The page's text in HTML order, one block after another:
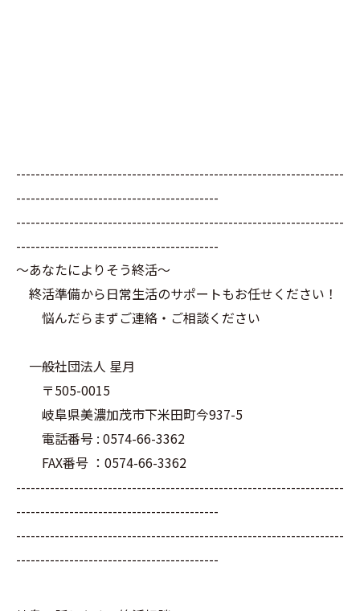
--------------------------------------------------------------------
------------------------------------------
--------------------------------------------------------------------
------------------------------------------
～あなたによりそう終活～
終活準備から日常生活のサポートもお任せください！
悩んだらまずご連絡・ご相談ください
一般社団法人 星月
〒505-0015
岐阜県美濃加茂市下米田町今937-5
電話番号 : 0574-66-3362
FAX番号 ：0574-66-3362
--------------------------------------------------------------------
------------------------------------------
--------------------------------------------------------------------
------------------------------------------